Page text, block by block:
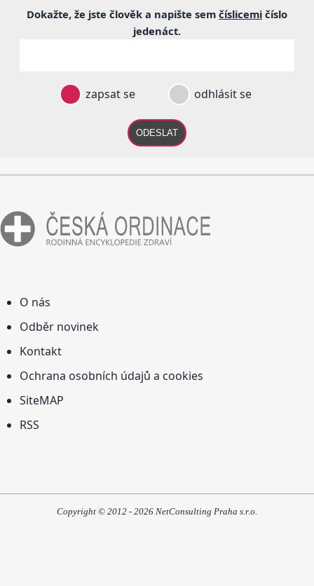
Dokažte, že jste člověk a napište sem číslicemi číslo
jedenáct.
zapsat se odhlásit se
ODESLAT
O nás
Odběr novinek
Kontakt
Ochrana osobních údajů a cookies
SiteMAP
RSS
Copyright © 2012 - 2026 NetConsulting Praha s.r.o.